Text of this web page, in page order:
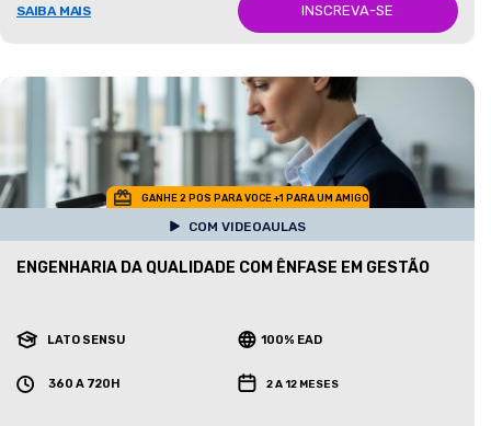
SAIBA MAIS INSCREVA-SE
GANHE 2 POS PARA VOCE +1 PARA UM AMIGO
COM VIDEOAULAS
ENGENHARIA DA QUALIDADE COM ÊNFASE EM GESTÃO
LATO SENSU 100% EAD
360 A 720H 2 A 12 MESES